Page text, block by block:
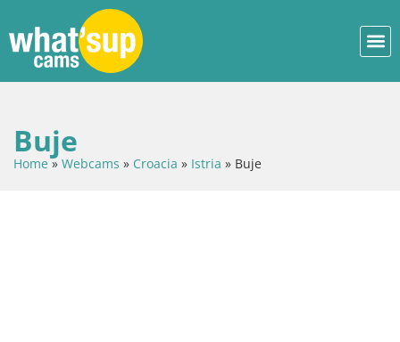
Buje
Home» Webcams » Croacia » Istria » Buje